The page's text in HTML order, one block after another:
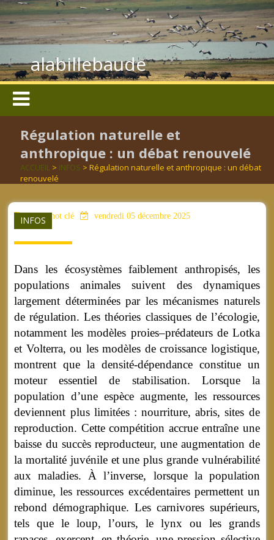
alabillebaude
Régulation naturelle et
anthropique : un débat renouvelé
ACCUEIL > INFOS > Régulation naturelle et anthropique : un débat
renouvelé
INFOS
aucun mot clé vendredi 05 décembre 2025
Dans les écosystèmes faiblement anthropisés, les
populations animales suivent des dynamiques
largement déterminées par les mécanismes naturels
de régulation. Les théories classiques de l’écologie,
notamment les modèles proies–prédateurs de Lotka
et Volterra, ou les modèles de croissance logistique,
montrent que la densité-dépendance constitue un
moteur essentiel de stabilisation. Lorsque la
population d’une espèce augmente, les ressources
deviennent plus limitées : nourriture, abris, sites de
reproduction. Cette compétition accrue entraîne une
baisse du succès reproducteur, une augmentation de
la mortalité juvénile et une plus grande vulnérabilité
aux maladies. À l’inverse, lorsque la population
diminue, les ressources excédentaires permettent un
rebond démographique. Les carnivores supérieurs,
tels que le loup, l’ours, le lynx ou les grands